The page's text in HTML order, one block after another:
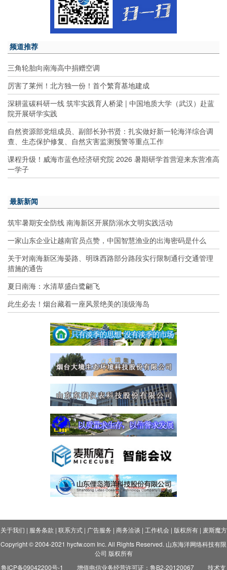
频道推荐
三角轮胎向南海高中捐赠空调
厉害了莱州！北方独一份！首个繁育基地建成
深耕蓝碳科研一线 筑牢实践育人桥梁 | 中国地质大学（武汉）赴蓝
院开展研学实践
自然资源部党组成员、副部长孙书贤：扎实做好新一轮海洋综合调
查、生态保护修复、自然灾害监测预警等重点工作
课程升级！威海市蓝色经济研究院 2026 暑期研学首营迎来东营准高
一学子
最新新闻
筑牢暑期安全防线 南海新区开展防溺水文明实践活动
一家山东企业让越南官员点赞，中国智慧渔业的出海密码是什么
关于对南海新区海晏路、明珠西路部分路段实行限制通行交通管理
措施的通告
夏日南海：水清草盛白鹭翩飞
此生必去！烟台藏着一座风景绝美的顶级海岛
关于我们 | 服务条款 | 联系方式| 广告服务 | 商务洽谈 | 工作机会| 版权所有| 麦斯魔方
Copyright © 2004-2021 hycfw.com Inc. All Rights Reserved. 山东海洋网络科技有限
公司 版权所有
鲁ICP备09042200号-1
增值电信业务经营许可证：鲁B2-20120067 技术支